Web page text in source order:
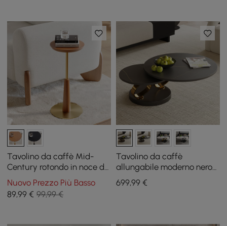
Tavolino da caffè Mid-
Century rotondo in noce da
22,9 cm
Nuovo Prezzo Più Basso
89,99 € 99,99 €
Tavolino da caffè
allungabile moderno nero
con piedistallo in metallo a
forma di anello
699,99€